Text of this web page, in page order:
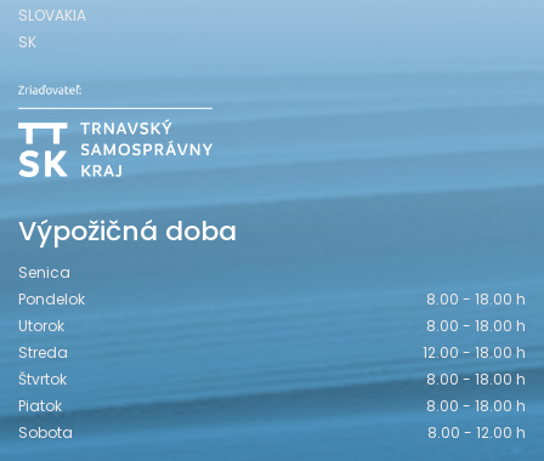
SLOVAKIA
SK
Výpožičná doba
Senica
Pondelok
8.00 - 18.00 h
Utorok
8.00 - 18.00 h
Streda
12.00 - 18.00 h
Štvrtok
8.00 - 18.00 h
Piatok
8.00 - 18.00 h
Sobota
8.00 - 12.00 h